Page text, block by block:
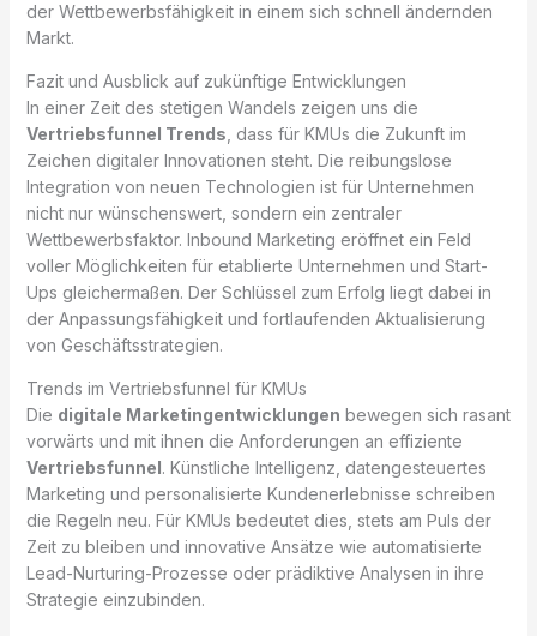
der Wettbewerbsfähigkeit in einem sich schnell ändernden
Markt.
Fazit und Ausblick auf zukünftige Entwicklungen
In einer Zeit des stetigen Wandels zeigen uns die
Vertriebsfunnel Trends , dass für KMUs die Zukunft im
Zeichen digitaler Innovationen steht. Die reibungslose
Integration von neuen Technologien ist für Unternehmen
nicht nur wünschenswert, sondern ein zentraler
Wettbewerbsfaktor. Inbound Marketing eröffnet ein Feld
voller Möglichkeiten für etablierte Unternehmen und Start-
Ups gleichermaßen. Der Schlüssel zum Erfolg liegt dabei in
der Anpassungsfähigkeit und fortlaufenden Aktualisierung
von Geschäftsstrategien.
Trends im Vertriebsfunnel für KMUs
Die digitale Marketingentwicklungen bewegen sich rasant
vorwärts und mit ihnen die Anforderungen an effiziente
Vertriebsfunnel. Künstliche Intelligenz, datengesteuertes
Marketing und personalisierte Kundenerlebnisse schreiben
die Regeln neu. Für KMUs bedeutet dies, stets am Puls der
Zeit zu bleiben und innovative Ansätze wie automatisierte
Lead-Nurturing-Prozesse oder prädiktive Analysen in ihre
Strategie einzubinden.